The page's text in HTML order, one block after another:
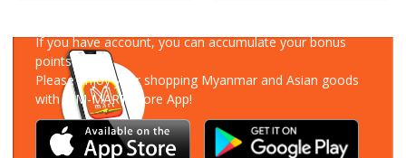
If you have account, you can accumulate your bonus
points!
Please enjoy your shopping Myanmar and Asian goods
with MM-MART Store App!